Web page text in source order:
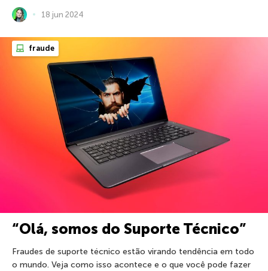
18 jun 2024
fraude
“Olá, somos do Suporte Técnico”
Fraudes de suporte técnico estão virando tendência em todo
o mundo. Veja como isso acontece e o que você pode fazer